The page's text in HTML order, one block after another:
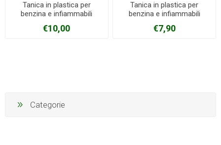
Tanica in plastica per
benzina e infiammabili
capienza 10 litri
€10,00
Tanica in plastica per
benzina e infiammabili
capienza 5 litri
€7,90
Categorie